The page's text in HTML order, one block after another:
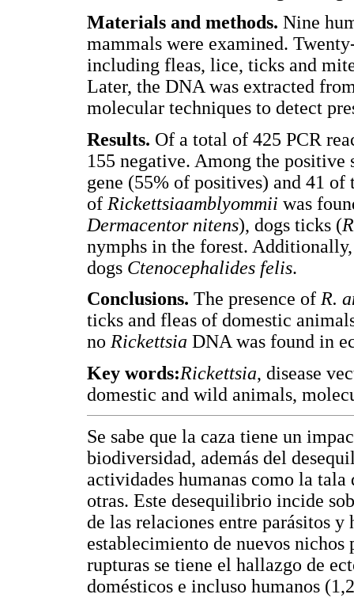
Materials and methods. Nine
mammals were examined.
including fleas, lice, ticks and
Later, the DNA was extracted
molecular techniques to detect
Results. Of a total of 425 PCR
155 negative. Among the
gene (55% of positives) and 41
of Rickettsiaamblyommii was
Dermacentor nitens), dogs ticks (
nymphs in the forest.
dogs Ctenocephalides felis.
Conclusions. The presence of R.
ticks and fleas of domestic
no Rickettsia DNA was found in
Key words:Rickettsia, disease
domestic and wild animals,
Se sabe que la caza tiene un
biodiversidad, además del
actividades humanas como la
otras. Este desequilibrio incide
de las relaciones entre parásitos y
establecimiento de nuevos
rupturas se tiene el hallazgo de
domésticos e incluso humanos